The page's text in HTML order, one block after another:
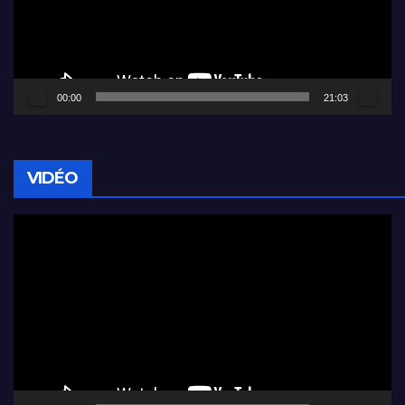
00:00 21:03
VIDÉO